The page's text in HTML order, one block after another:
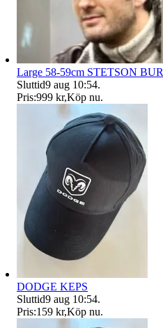
Large 58-59cm STETSON
Sluttid9 aug 10:54.
Pris:999 kr,Köp nu.
DODGE KEPS
Sluttid9 aug 10:54.
Pris:159 kr,Köp nu.